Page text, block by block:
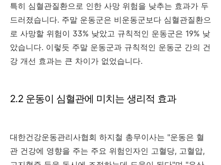
특히 심혈관질환으로 인한 사망 위험을 낮추는 효과가 두
드러졌습니다. 주말 운동군은 비운동군보다 심혈관질환으
로 사망할 위험이 33% 낮았고 규칙적인 운동군은 19% 낮
았습니다. 이렇듯 주말 운동군과 규칙적인 운동군 간의 건
강 개선 효과는 큰 차이가 없었습니다.
2.2 운동이 심혈관에 미치는 생리적 효과
대한건강운동관리사협회 하지철 총무이사는 "운동은 혈
관 건강에 영향을 주는 주요 위험인자인 고혈당, 고혈압,